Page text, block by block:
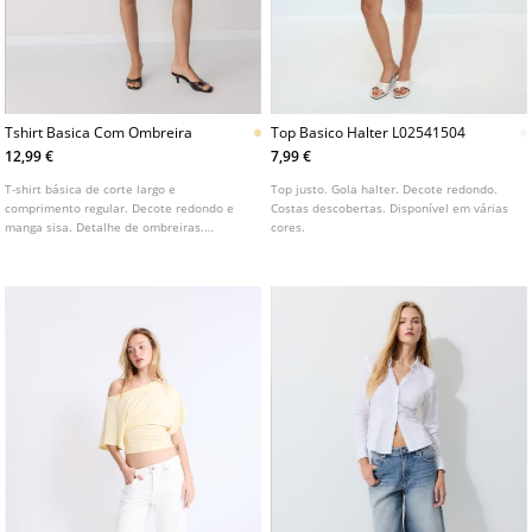
Tshirt Basica Com Ombreira
12,99 €
T-shirt básica de corte largo e
comprimento regular. Decote redondo e
manga sisa. Detalhe de ombreiras.
Top Basico Halter L02541504
7,99 €
Top justo. Gola halter. Decote redondo.
Costas descobertas. Disponível em várias
cores.